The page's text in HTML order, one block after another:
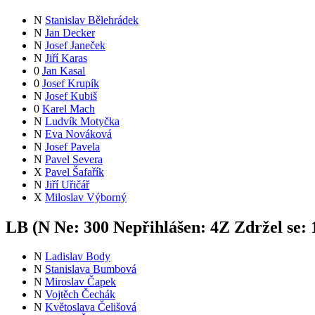
N Stanislav Bělehrádek
N Jan Decker
N Josef Janeček
N Jiří Karas
0 Jan Kasal
0 Josef Krupík
N Josef Kubiš
0 Karel Mach
N Ludvík Motyčka
N Eva Nováková
N Josef Pavela
N Pavel Severa
X Pavel Šafařík
N Jiří Uřičář
X Miloslav Výborný
LB (N Ne: 300 Nepřihlášen: 4Z Zdržel se:
N Ladislav Body
N Stanislava Bumbová
N Miroslav Čapek
N Vojtěch Čechák
N Květoslava Čelišová